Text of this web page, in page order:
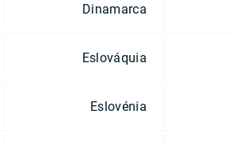
Dinamarca
Eslováquia
Eslovénia